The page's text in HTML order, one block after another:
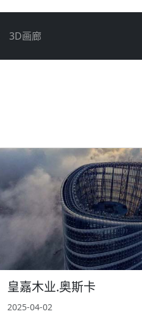
3D画廊
皇嘉木业.奥斯卡
2025-04-02